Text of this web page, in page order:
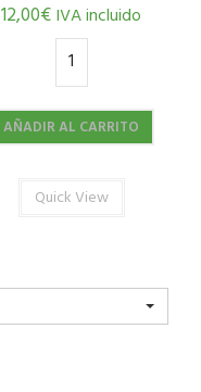
12,00€IVA incluido
AÑADIR AL CARRITO
Quick View